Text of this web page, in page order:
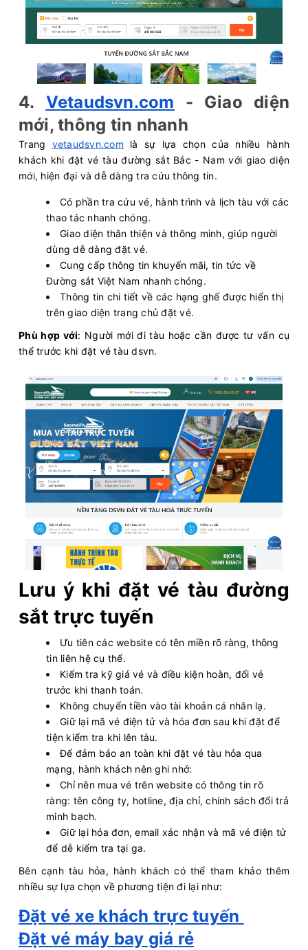
4. Vetaudsvn.com - Giao diện
mới, thông tin nhanh
Trang vetaudsvn.com là sự lựa chọn của nhiều hành
khách khi đặt vé tàu đường sắt Bắc - Nam với giao diện
mới, hiện đại và dễ dàng tra cứu thông tin.
Có phần tra cứu vé, hành trình và lịch tàu với các
thao tác nhanh chóng.
Giao diện thân thiện và thông minh, giúp người
dùng dễ dàng đặt vé.
Cung cấp thông tin khuyến mãi, tin tức về
Đường sắt Việt Nam nhanh chóng.
Thông tin chi tiết về các hạng ghế được hiển thị
trên giao diện trang chủ đặt vé.
Phù hợp với: Người mới đi tàu hoặc cần được tư vấn cụ
thể trước khi đặt vé tàu dsvn.
Lưu ý khi đặt vé tàu đường
sắt trực tuyến
Ưu tiên các website có tên miền rõ ràng, thông
tin liên hệ cụ thể.
Kiểm tra kỹ giá vé và điều kiện hoàn, đổi vé
trước khi thanh toán.
Không chuyển tiền vào tài khoản cá nhân lạ.
Giữ lại mã vé điện tử và hóa đơn sau khi đặt để
tiện kiểm tra khi lên tàu.
Để đảm bảo an toàn khi đặt vé tàu hỏa qua
mạng, hành khách nên ghi nhớ:
Chỉ nên mua vé trên website có thông tin rõ
ràng: tên công ty, hotline, địa chỉ, chính sách đổi trả
minh bạch.
Giữ lại hóa đơn, email xác nhận và mã vé điện tử
để dễ kiểm tra tại ga.
Bên cạnh tàu hỏa, hành khách có thể tham khảo thêm
nhiều sự lựa chọn về phương tiện đi lại như:
Đặt vé xe khách trực tuyến
Đặt vé máy bay giá rẻ